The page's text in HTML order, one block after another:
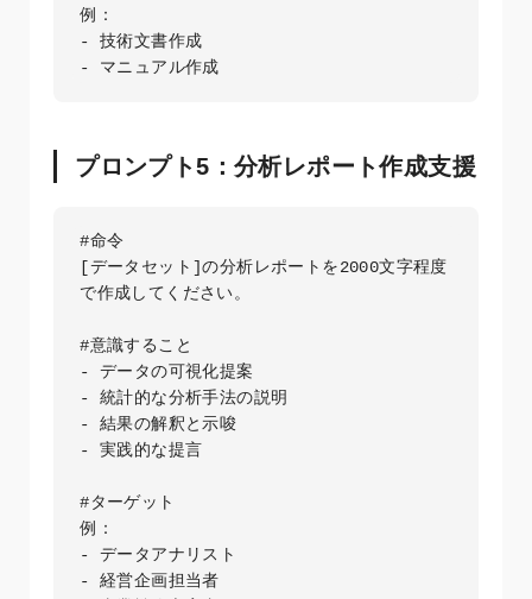
例：
- 技術文書作成
プロンプト5：分析レポート作成支援
#命令
[データセット]の分析レポートを2000文字程度
で作成してください。
#意識すること
- データの可視化提案
- 統計的な分析手法の説明
- 結果の解釈と示唆
- 実践的な提言
#ターゲット
例：
- データアナリスト
- 経営企画担当者